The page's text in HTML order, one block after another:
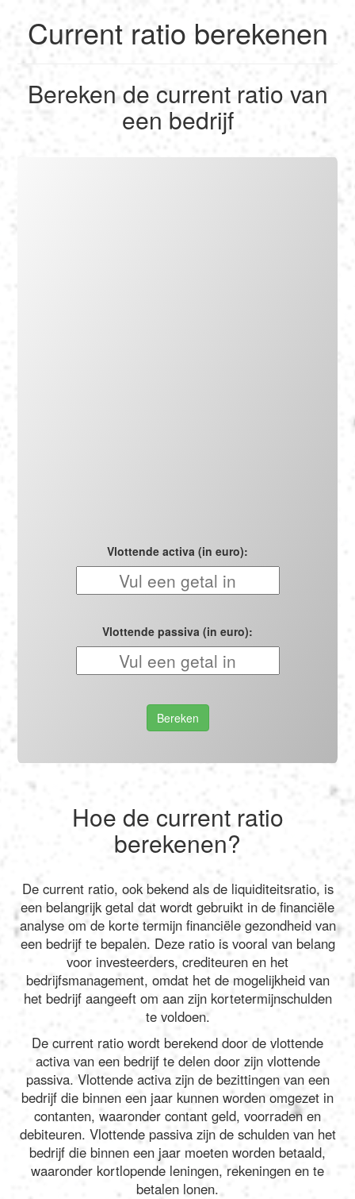
Berekenen
English
Français
Deutsch
Current ratio berekenen
Bereken de current ratio van
een bedrijf
Vlottende activa (in euro):
Vlottende passiva (in euro):
Bereken
Hoe de current ratio
berekenen?
De current ratio, ook bekend als de liquiditeitsratio, is
een belangrijk getal dat wordt gebruikt in de financiële
analyse om de korte termijn financiële gezondheid van
een bedrijf te bepalen. Deze ratio is vooral van belang
voor investeerders, crediteuren en het
bedrijfsmanagement, omdat het de mogelijkheid van
het bedrijf aangeeft om aan zijn kortetermijnschulden
te voldoen.
De current ratio wordt berekend door de vlottende
activa van een bedrijf te delen door zijn vlottende
passiva. Vlottende activa zijn de bezittingen van een
bedrijf die binnen een jaar kunnen worden omgezet in
contanten, waaronder contant geld, voorraden en
debiteuren. Vlottende passiva zijn de schulden van het
bedrijf die binnen een jaar moeten worden betaald,
waaronder kortlopende leningen, rekeningen en te
betalen lonen.